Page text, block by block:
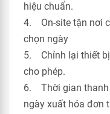
hiệu chuẩn.
4. On-site tận nơi
chọn ngày
5. Chỉnh lại thiết bị
cho phép.
6. Thời gian thanh
ngày xuất hóa đơn